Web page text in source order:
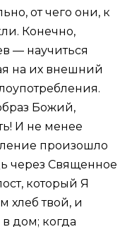
от чего они, к
Конечно,
— научиться
на их внешний
Божий,
И не менее
произошло
через Священное
который Я
хлеб твой, и
дом; когда